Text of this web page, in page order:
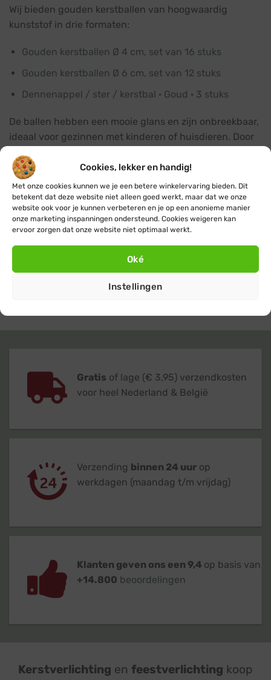
Cookies, lekker en handig!
Met onze cookies kunnen we je een betere winkelervaring bieden. Dit
betekent dat deze website niet alleen goed werkt, maar dat we onze
website ook voor je kunnen verbeteren en je op een anonieme manier
onze marketing inspanningen ondersteund. Cookies weigeren kan
ervoor zorgen dat onze website niet optimaal werkt.
Oké
Instellingen
Wij bieden gouden kerstballen van hoogwaardig
kunststof in drie formaten:
Gouden kerstballen Ø 4 cm, set van 16 stuks
Gouden kerstballen Ø 6 cm, set van 12 stuks
Dennenappel / ster / kerstbal · Goud · 3 stuks
De ballen hebben een mooie glans en zijn onbreekbaar,
ideaal voor gezinnen met kinderen of huisdieren. Door
een gevarieerd effect in je boom.
Hulp nodig?
er niet helemaal uit? Neem dan gerust
ons, we helpen je graag met advies.
Gratis of lage (€ 3,95) verzendkosten
voor heel Nederland & België
Verzending binnen 24 uur op
werkdagen (maandag t/m vrijdag)
Klanten geven ons een 9,4 op basis van
+14.800 beoordelingen
Kerstverlichting en feestverlichting koop